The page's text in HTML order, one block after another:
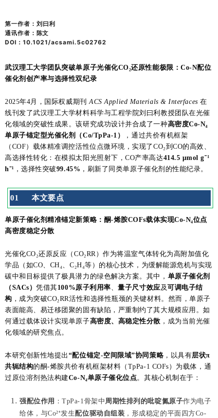
第一作者 ：刘曰利
通讯作者 ：陈文
DOI：10.1021/acsami.5c02762
武汉理工大学团队突破单原子光催化CO₂还原性能极限：Co-N配位
催化剂创产率与选择性双纪录
2025年4月，国际权威期刊ACS Applied Materials & Interfaces 在
线刊发了武汉理工大学材料科学与工程学院刘曰利教授团队在光催
化领域的突破性成果。该研究成功设计并合成了一种高密度Co-N₄
单原子锚定型光催化剂（Co/TpPa-1）
，通过共价有机框架
（COF）载体精准调控活性位点微环境，实现了CO₂到CO的高效、
高选择性转化：在模拟太阳光照射下，CO产率高达414.5 μmol g⁻¹
h⁻¹ ，选择性突破99.45% ，刷新了同类单原子催化剂的性能纪录。
01 本文要点
单原子催化剂精准锚定新策略：酮-烯胺COFs载体实现Co-N₄位点
高密度稳定分散
光催化CO₂还原反应（CO₂RR）作为将温室气体转化为高附加值化
学品（如CO、CH₄、C₂H₄等）的核心技术，为缓解能源危机与实现
碳中和目标提供了极具潜力的绿色解决方案。其中， 单原子催化剂
（SACs）凭借其100%原子利用率、量子尺寸效应及可调电子结
构 ，成为突破CO₂RR活性和选择性瓶颈的关键材料。然而，单原子
表面能高、易迁移团聚的固有缺陷，严重制约了其大规模应用。如
何通过载体设计实现单原子高密度、高稳定性分散 ，成为当前光催
化领域的研究焦点。
本研究创新性地提出 “配位锚定-空间限域”协同策略 ，以具有层状π
共轭结构的酮-烯胺共价有机框架材料（TpPa-1 COFs）为载体，通
过原位溶剂热法构建Co-N₄单原子催化位点。其核心机制在于：
强配位作用 ：TpPa-1骨架中 周期性排列的吡啶氮原子作为电子
给体，与Co²⁺发生配位驱动自组装 ，形成稳定的平面四方Co-